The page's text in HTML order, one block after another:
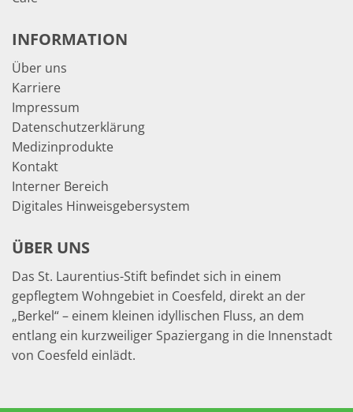
INFORMATION
Über uns
Karriere
Impressum
Datenschutzerklärung
Medizinprodukte
Kontakt
Interner Bereich
Digitales Hinweisgebersystem
ÜBER UNS
Das St. Laurentius-Stift befindet sich in einem
gepflegtem Wohngebiet in Coesfeld, direkt an der
„Berkel“ – einem kleinen idyllischen Fluss, an dem
entlang ein kurzweiliger Spaziergang in die Innenstadt
von Coesfeld einlädt.